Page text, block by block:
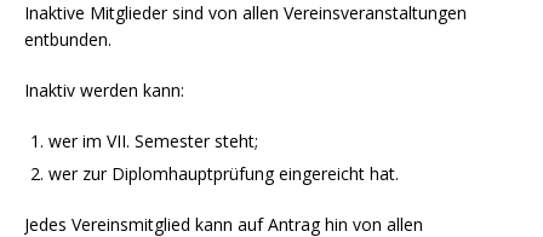
Inaktive Mitglieder sind von allen Vereinsveranstaltungen
entbunden.
Inaktiv werden kann:
wer im VII. Semester steht;
wer zur Diplomhauptprüfung eingereicht hat.
Jedes Vereinsmitglied kann auf Antrag hin von allen